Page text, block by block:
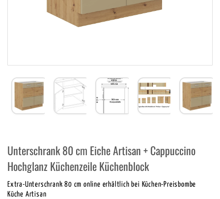
Unterschrank 80 cm Eiche Artisan + Cappuccino
Hochglanz Küchenzeile Küchenblock
Extra-Unterschrank 80 cm online erhältlich bei Küchen-Preisbombe
Küche Artisan